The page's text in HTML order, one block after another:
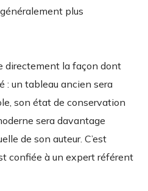
plus
directement la façon dont
: un tableau ancien sera
son état de conservation
sera davantage
de son auteur. C’est
confiée à un expert référent